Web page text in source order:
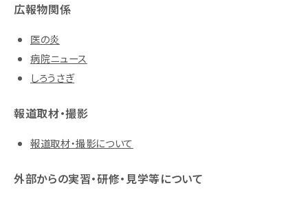
広報物関係
医の炎
病院ニュース
しろうさぎ
報道取材・撮影
報道取材・撮影について
外部からの実習・研修・見学等について